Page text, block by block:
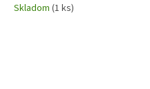
Skladom (1 ks)